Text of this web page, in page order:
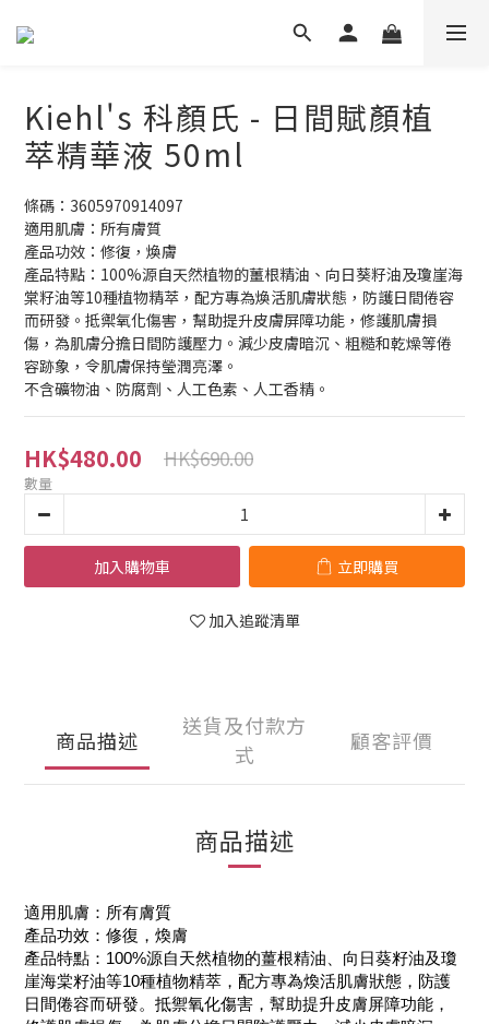
Kiehl's 科顏氏 - 日間賦顏植
萃精華液 50ml
條碼：3605970914097
適用肌膚：所有膚質
產品功效：修復，煥膚
產品特點：100%源自天然植物的薑根精油、向日葵籽油及瓊崖海
棠籽油等10種植物精萃，配方專為煥活肌膚狀態，防護日間倦容
而研發。抵禦氧化傷害，幫助提升皮膚屏障功能，修護肌膚損
傷，為肌膚分擔日間防護壓力。減少皮膚暗沉、粗糙和乾燥等倦
容跡象，令肌膚保持瑩潤亮澤。
不含礦物油、防腐劑、人工色素、人工香精。
HK$480.00 HK$690.00
數量
加入購物車 立即購買
加入追蹤清單
商品描述
送貨及付款方
式
顧客評價
商品描述
適用肌膚：所有膚質
產品功效：修復，煥膚
產品特點：100%源自天然植物的薑根精油、向日葵籽油及瓊
崖海棠籽油等10種植物精萃，配方專為煥活肌膚狀態，防護
日間倦容而研發。抵禦氧化傷害，幫助提升皮膚屏障功能，